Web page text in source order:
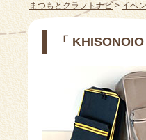
まつもとクラフトナビ>イベ
「